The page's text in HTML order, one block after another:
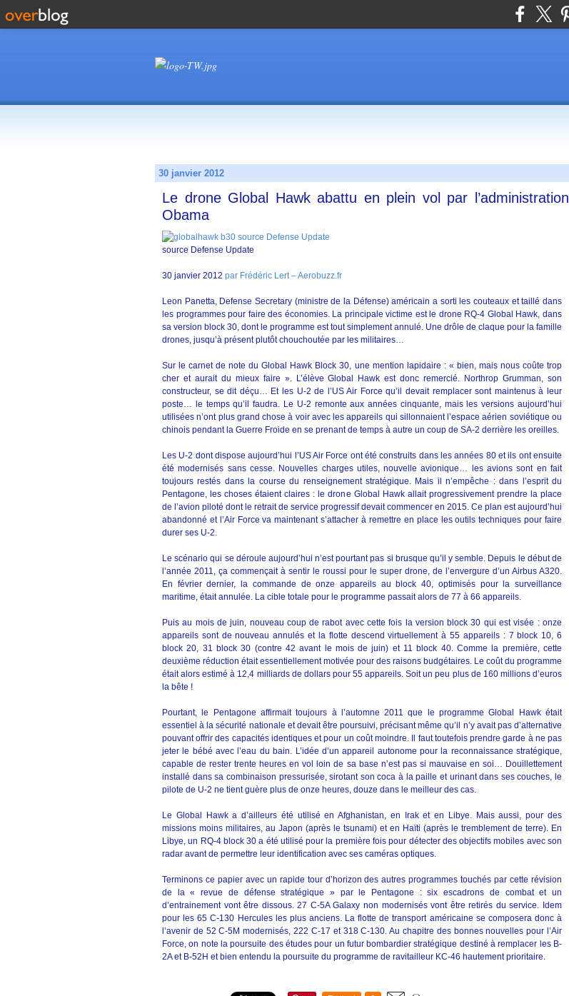
30 janvier 2012
Le drone Global Hawk abattu en plein vol par l’administration
Obama
source Defense Update
30 janvier 2012 par Frédéric Lert – Aerobuzz.fr
Leon Panetta, Defense Secretary (ministre de la Défense) américain a sorti les couteaux et taillé dans
les programmes pour faire des économies. La principale victime est le drone RQ-4 Global Hawk, dans
sa version block 30, dont le programme est tout simplement annulé. Une drôle de claque pour la famille
drones, jusqu’à présent plutôt chouchoutée par les militaires…
Sur le carnet de note du Global Hawk Block 30, une mention lapidaire : « bien, mais nous coûte trop
cher et aurait du mieux faire ». L’élève Global Hawk est donc remercié. Northrop Grumman, son
constructeur, se dit déçu… Et les U-2 de l’US Air Force qu’il devait remplacer sont maintenus à leur
poste… le temps qu’il faudra. Le U-2 remonte aux années cinquante, mais les versions aujourd’hui
utilisées n’ont plus grand chose à voir avec les appareils qui sillonnaient l’espace aérien soviétique ou
chinois pendant la Guerre Froide en se prenant de temps à autre un coup de SA-2 derrière les oreilles.
Les U-2 dont dispose aujourd’hui l’US Air Force ont été construits dans les années 80 et ils ont ensuite
été modernisés sans cesse. Nouvelles charges utiles, nouvelle avionique… les avions sont en fait
toujours restés dans la course du renseignement stratégique. Mais il n’empêche : dans l’esprit du
Pentagone, les choses étaient claires : le drone Global Hawk allait progressivement prendre la place
de l’avion piloté dont le retrait de service progressif devait commencer en 2015. Ce plan est aujourd’hui
abandonné et l’Air Force va maintenant s’attacher à remettre en place les outils techniques pour faire
durer ses U-2.
Le scénario qui se déroule aujourd’hui n’est pourtant pas si brusque qu’il y semble. Depuis le début de
l’année 2011, ça commençait à sentir le roussi pour le super drone, de l’envergure d’un Airbus A320.
En février dernier, la commande de onze appareils au block 40, optimisés pour la surveillance
maritime, était annulée. La cible totale pour le programme passait alors de 77 à 66 appareils.
Puis au mois de juin, nouveau coup de rabot avec cette fois la version block 30 qui est visée : onze
appareils sont de nouveau annulés et la flotte descend virtuellement à 55 appareils : 7 block 10, 6
block 20, 31 block 30 (contre 42 avant le mois de juin) et 11 block 40. Comme la première, cette
deuxième réduction était essentiellement motivée pour des raisons budgétaires. Le coût du programme
était alors estimé à 12,4 milliards de dollars pour 55 appareils. Soit un peu plus de 160 millions d’euros
la bête !
Pourtant, le Pentagone affirmait toujours à l’automne 2011 que le programme Global Hawk était
essentiel à la sécurité nationale et devait être poursuivi, précisant même qu’il n’y avait pas d’alternative
pouvant offrir des capacités identiques et pour un coût moindre. Il faut toutefois prendre garde à ne pas
jeter le bébé avec l’eau du bain. L’idée d’un appareil autonome pour la reconnaissance stratégique,
capable de rester trente heures en vol loin de sa base n’est pas si mauvaise en soi… Douillettement
installé dans sa combinaison pressurisée, sirotant son coca à la paille et urinant dans ses couches, le
pilote de U-2 ne tient guère plus de onze heures, douze dans le meilleur des cas.
Le Global Hawk a d’ailleurs été utilisé en Afghanistan, en Irak et en Libye. Mais aussi, pour des
missions moins militaires, au Japon (après le tsunami) et en Haïti (après le tremblement de terre). En
Libye, un RQ-4 block 30 a été utilisé pour la première fois pour détecter des objectifs mobiles avec son
radar avant de permettre leur identification avec ses caméras optiques.
Terminons ce papier avec un rapide tour d’horizon des autres programmes touchés par cette révision
de la « revue de défense stratégique » par le Pentagone : six escadrons de combat et un
d’entrainement vont être dissous. 27 C-5A Galaxy non modernisés vont être retirés du service. Idem
pour les 65 C-130 Hercules les plus anciens. La flotte de transport américaine se composera donc à
l’avenir de 52 C-5M modernisés, 222 C-17 et 318 C-130. Au chapitre des bonnes nouvelles pour l’Air
Force, on note la poursuite des études pour un futur bombardier stratégique destiné à remplacer les B-
2A et B-52H et bien entendu la poursuite du programme de ravitailleur KC-46 hautement prioritaire.